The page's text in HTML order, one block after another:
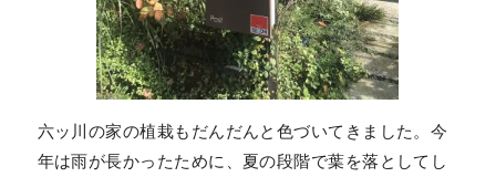
六ッ川の家の植栽もだんだんと色づいてきました。今
年は雨が長かったために、夏の段階で葉を落としてし